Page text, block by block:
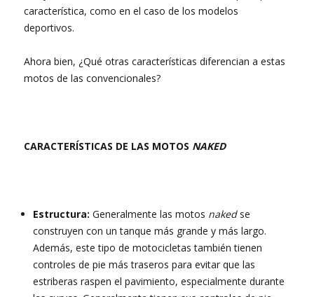
característica, como en el caso de los modelos
deportivos.
Ahora bien, ¿Qué otras características diferencian a estas
motos de las convencionales?
CARACTERÍSTICAS DE LAS MOTOS NAKED
Estructura: Generalmente las motos nakedse
construyen con un tanque más grande y más largo.
Además, este tipo de motocicletas también tienen
controles de pie más traseros para evitar que las
estriberas raspen el pavimiento, especialmente durante